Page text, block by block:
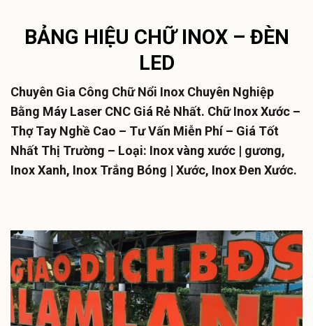
BẢNG HIỆU CHỮ INOX – ĐÈN
LED
Chuyên Gia Công Chữ Nổi Inox Chuyên Nghiệp
Bằng Máy Laser CNC Giá Rẻ Nhất. Chữ Inox Xước –
Thợ Tay Nghề Cao – Tư Vấn Miễn Phí – Giá Tốt
Nhất Thị Trường – Loại: Inox vàng xước | gương,
Inox Xanh, Inox Trắng Bóng | Xước, Inox Đen Xước.